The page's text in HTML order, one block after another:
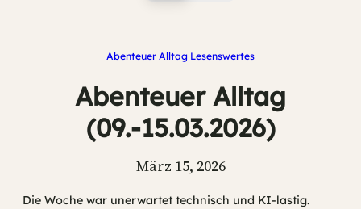
Abenteuer Alltag Lesenswertes
Abenteuer Alltag
(09.-15.03.2026)
März 15, 2026
Die Woche war unerwartet technisch und KI-lastig.